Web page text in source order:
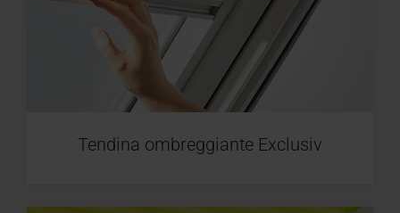
Tendina ombreggiante Exclusiv